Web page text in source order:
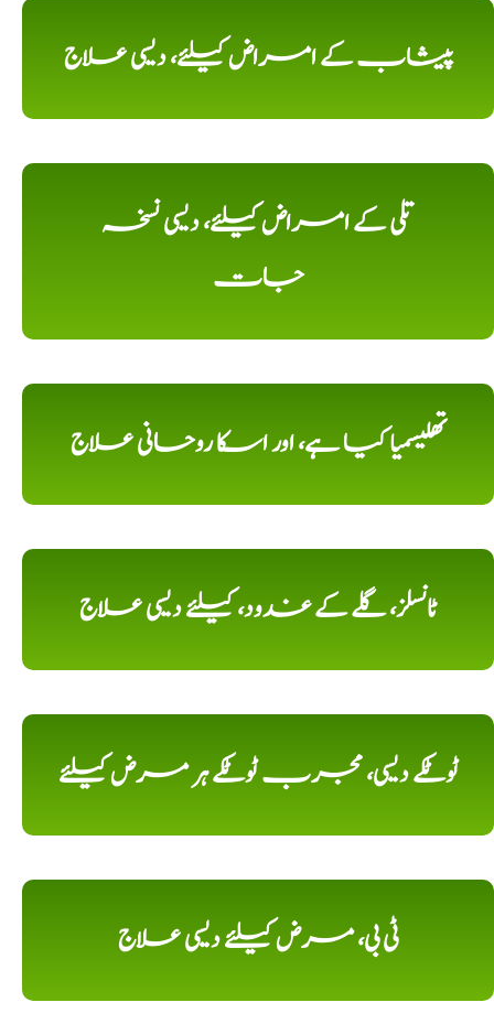
پیشاب کے امراض کیلئے، دیسی علاج
تلی کے امراض کیلئے، دیسی نسخہ
جات
تھلیسمیا کیا ہے، اور اسکا روحانی علاج
ٹانسلز، گلے کے غدود، کیلئے دیسی علاج
ٹوٹکے دیسی، مجرب ٹوٹکے ہر مرض کیلئے
ٹی بی، مرض کیلئے دیسی علاج